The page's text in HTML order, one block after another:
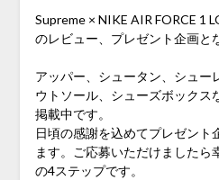
Supreme × NIKE AIR FORCE 1
のレビュー、プレゼント企画と
アッパー、シュータン、シュー
ウトソール、シューズボックス
掲載中です。
日頃の感謝を込めてプレゼント
ます。ご応募いただけましたら
の4ステップです。